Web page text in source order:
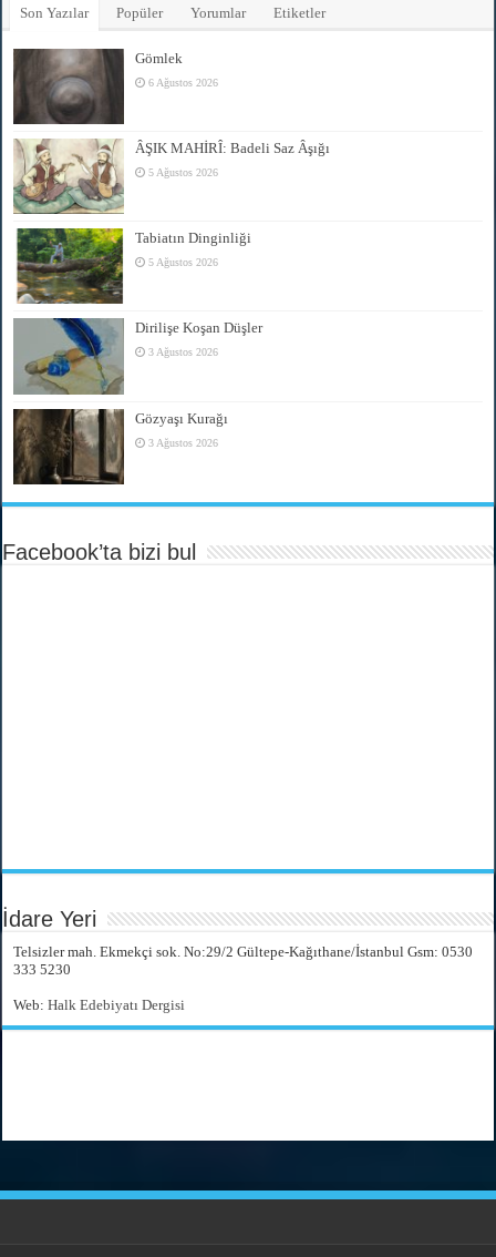
Son Yazılar Popüler Yorumlar Etiketler
Gömlek
6 Ağustos 2026
ÂŞIK MAHİRÎ: Badeli Saz Âşığı
5 Ağustos 2026
Tabiatın Dinginliği
5 Ağustos 2026
Dirilişe Koşan Düşler
3 Ağustos 2026
Gözyaşı Kurağı
3 Ağustos 2026
Facebook’ta bizi bul
İdare Yeri
Telsizler mah. Ekmekçi sok. No:29/2 Gültepe-Kağıthane/İstanbul Gsm: 0530
333 5230
Web:Halk Edebiyatı Dergisi